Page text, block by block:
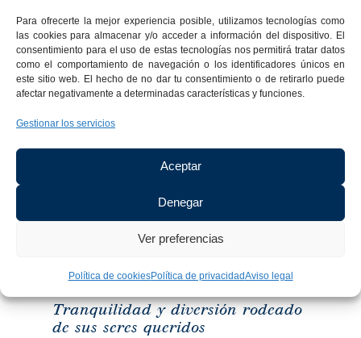
Para ofrecerte la mejor experiencia posible, utilizamos tecnologías como
las cookies para almacenar y/o acceder a información del dispositivo. El
consentimiento para el uso de estas tecnologías nos permitirá tratar datos
como el comportamiento de navegación o los identificadores únicos en
este sitio web. El hecho de no dar tu consentimiento o de retirarlo puede
afectar negativamente a determinadas características y funciones.
Gestionar los servicios
Aceptar
Denegar
Ver preferencias
Política de cookiesPolítica de privacidadAviso legal
satélite
pelo
el
hotel
tardío
Tranquilidad y diversión rodeado
de sus seres queridos